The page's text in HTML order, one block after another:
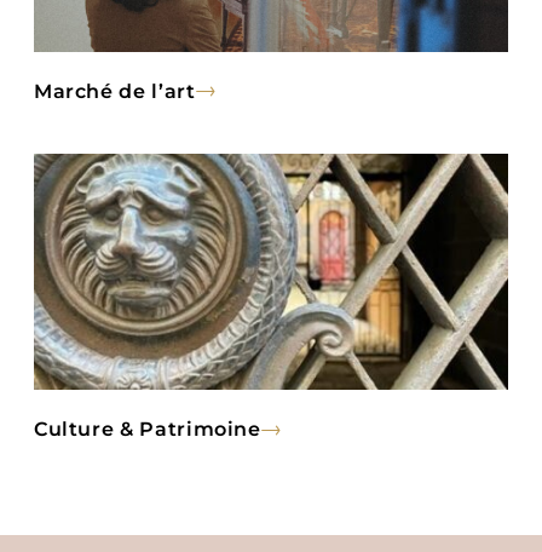
Marché de l’art
Culture & Patrimoine